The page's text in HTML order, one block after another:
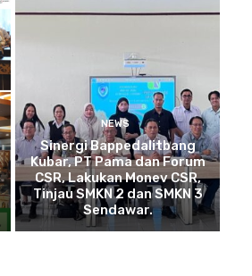
NEWS
Sinergi Bappedalitbang
Kubar, PT Pama dan Forum
CSR, Lakukan Monev CSR,
Tinjau SMKN 2 dan SMKN 3
Sendawar.